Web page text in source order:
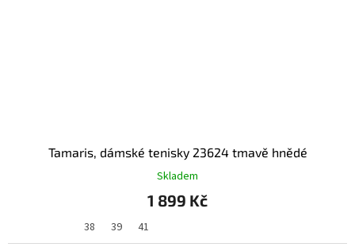
Tamaris, dámské tenisky 23624 tmavě hnědé
Skladem
1 899 Kč
38 39 41